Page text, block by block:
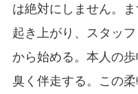
は絶対にしません。
起き上がり、スタッ
から始める。本人の
臭く伴走する。この